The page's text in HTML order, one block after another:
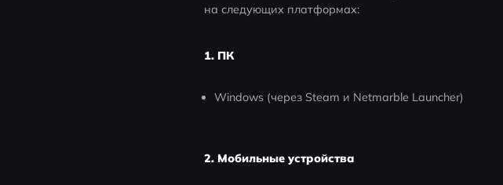
на следующих платформах:
1. ПК
Windows (через Steam и Netmarble Launcher)
2. Мобильные устройства